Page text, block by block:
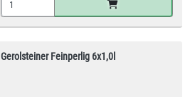
Gerolsteiner Feinperlig 6x1,0l